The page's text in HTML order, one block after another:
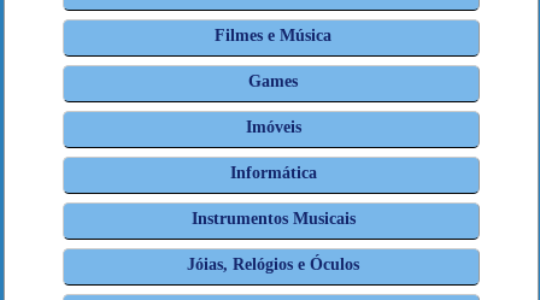
Filmes e Música
Games
Imóveis
Informática
Instrumentos Musicais
Jóias, Relógios e Óculos